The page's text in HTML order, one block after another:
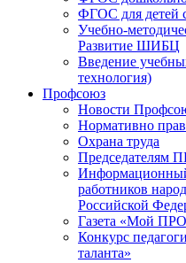
ФГОС для детей
Учебно-
Развитие ШИБЦ
Введение
технология)
Профсоюз
Новости
Нормативно
Охрана труда
Председателям
работников
Российской
Газета «Мой
Конкурс
таланта»